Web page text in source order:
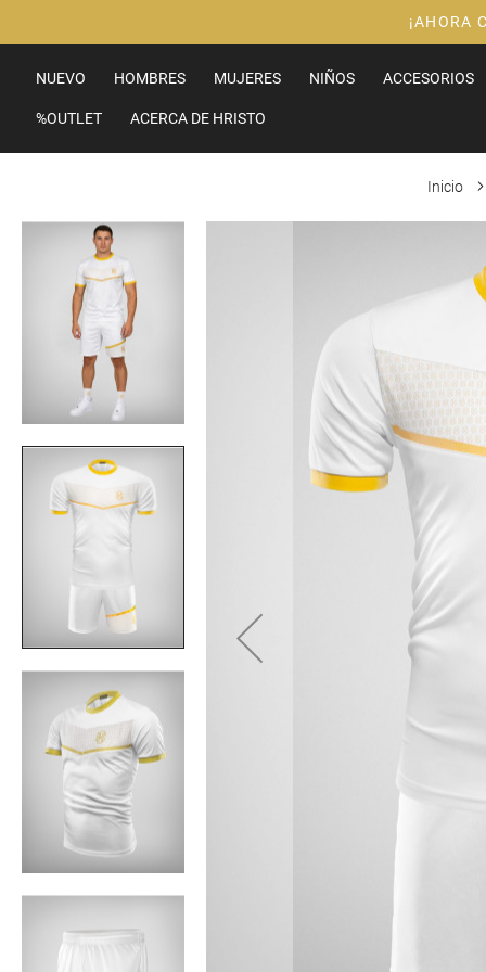
al
contenido
¡AHORA
NUEVO HOMBRES MUJERES NIÑOS ACCESORIOS
%OUTLET ACERCA DE HRISTO
Inicio
imágenes